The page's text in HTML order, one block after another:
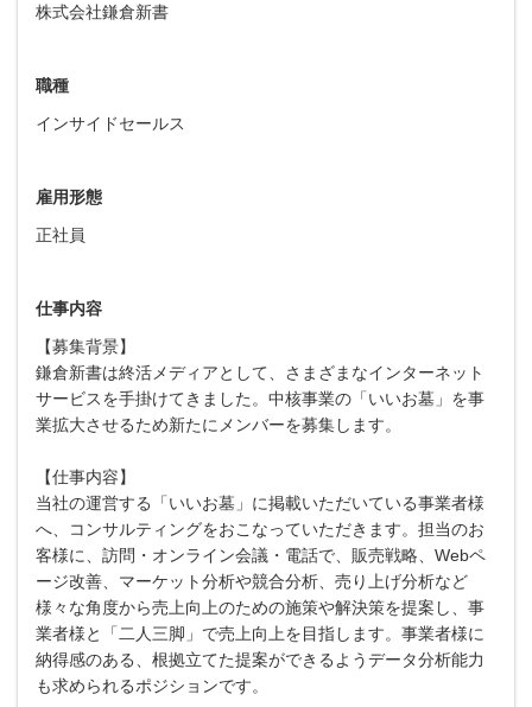
株式会社鎌倉新書
職種
インサイドセールス
雇用形態
正社員
仕事内容
【募集背景】
鎌倉新書は終活メディアとして、さまざまなインターネット
サービスを手掛けてきました。中核事業の「いいお墓」を事
業拡大させるため新たにメンバーを募集します。
【仕事内容】
当社の運営する「いいお墓」に掲載いただいている事業者様
へ、コンサルティングをおこなっていただきます。担当のお
客様に、訪問・オンライン会議・電話で、販売戦略、Webペ
ージ改善、マーケット分析や競合分析、売り上げ分析など
様々な角度から売上向上のための施策や解決策を提案し、事
業者様と「二人三脚」で売上向上を目指します。事業者様に
納得感のある、根拠立てた提案ができるようデータ分析能力
も求められるポジションです。